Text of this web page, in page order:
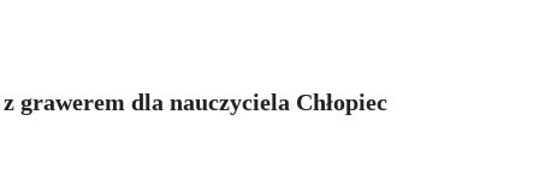
grawerem dla nauczyciela Chłopiec